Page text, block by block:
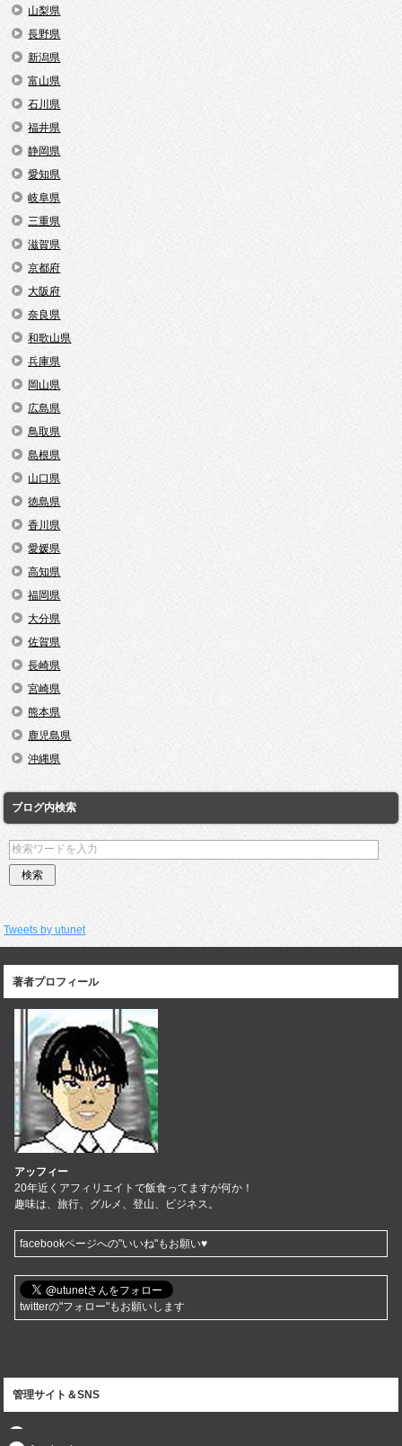
山梨県
長野県
新潟県
富山県
石川県
福井県
静岡県
愛知県
岐阜県
三重県
滋賀県
京都府
大阪府
奈良県
和歌山県
兵庫県
岡山県
広島県
鳥取県
島根県
山口県
徳島県
香川県
愛媛県
高知県
福岡県
大分県
佐賀県
長崎県
宮崎県
熊本県
鹿児島県
沖縄県
ブログ内検索
Tweets by utunet
著者プロフィール
アッフィー
20年近くアフィリエイトで飯食ってますが何か！
趣味は、旅行、グルメ、登山、ビジネス。
facebookページへの"いいね"もお願い♥
twitterの"フォロー"もお願いします
管理サイト＆SNS